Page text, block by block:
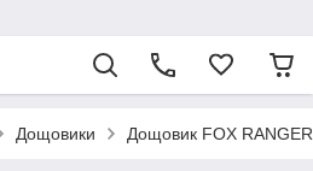
Дощовики Дощовик FOX